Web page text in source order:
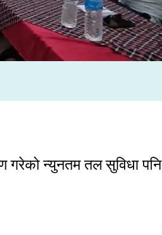
गरेको न्युनतम तल सुविधा पनि